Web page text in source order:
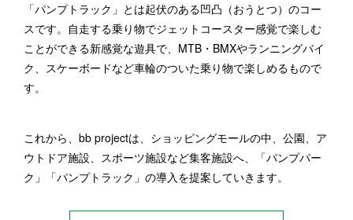
「パンプトラック」とは起伏のある凹凸（おうとつ）のコー
スです。自走する乗り物でジェットコースター感覚で楽しむ
ことができる新感覚な遊具で、MTB・BMXやランニングバイ
ク、スケーボードなど車輪のついた乗り物で楽しめるもので
す。
これから、bb projectは、ショッピングモールの中、公園、ア
ウトドア施設、スポーツ施設など集客施設へ、「パンプパー
ク」「パンプトラック」の導入を提案していきます。